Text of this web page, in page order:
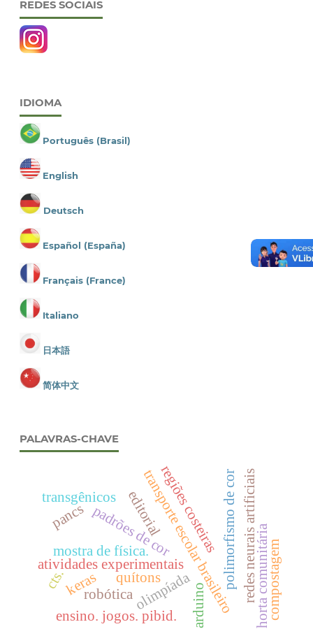
REDES SOCIAIS
IDIOMA
Português (Brasil)
English
Deutsch
Español (España)
Français (France)
Italiano
日本語
简体中文
PALAVRAS-CHAVE
editorial
padrões de cor
atividades experimentais
mostra de física.transporte escolar brasileiro
polimorfismo de cor
quítons
regiões costeiras
olimpíada
robótica redes neurais artificiais
keras horta comunitária
ensino. jogos. pibid.
transgênicos
cts. compostagem
arduino
pancs